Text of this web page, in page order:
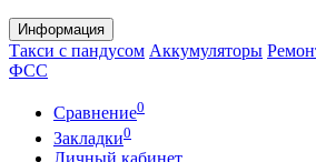
Информация
Такси с пандусом Аккумуляторы
ФСС
Сравнение0
Закладки0
Личный кабинет